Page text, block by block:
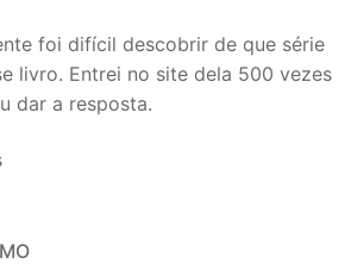
foi difícil descobrir de que série
livro. Entrei no site dela 500 vezes
dar a resposta.